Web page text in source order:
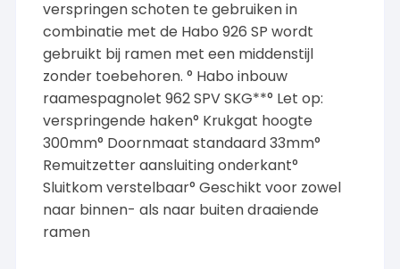
verspringen schoten te gebruiken in
combinatie met de Habo 926 SP wordt
gebruikt bij ramen met een middenstijl
zonder toebehoren. ° Habo inbouw
raamespagnolet 962 SPV SKG**° Let op:
verspringende haken° Krukgat hoogte
300mm° Doornmaat standaard 33mm°
Remuitzetter aansluiting onderkant°
Sluitkom verstelbaar° Geschikt voor zowel
naar binnen- als naar buiten draaiende
ramen